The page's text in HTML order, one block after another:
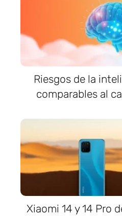
Riesgos de la
comparables al
Xiaomi 14 y 14 Pro